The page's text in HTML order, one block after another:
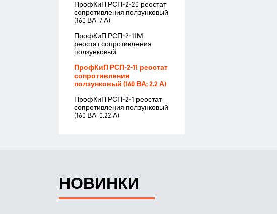
ПрофКиП РСП-2-20 реостат
сопротивления ползунковый
(160 ВА; 7 А)
ПрофКиП РСП-2-11М
реостат сопротивления
ползунковый
ПрофКиП РСП-2-11 реостат
сопротивления
ползунковый (160 ВА; 2.2 А)
ПрофКиП РСП-2-1 реостат
сопротивления ползунковый
(160 ВА; 0.22 А)
НОВИНКИ